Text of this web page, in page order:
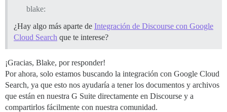
blake:
¿Hay algo más aparte de Integración de Discourse con Google
Cloud Search que te interese?
¡Gracias, Blake, por responder!
Por ahora, solo estamos buscando la integración con Google Cloud
Search, ya que esto nos ayudaría a tener los documentos y archivos
que están en nuestra G Suite directamente en Discourse y a
compartirlos fácilmente con nuestra comunidad.